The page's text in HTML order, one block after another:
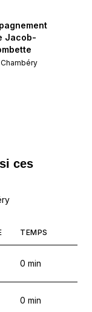
Jacob-
Chambéry
ces
TEMPS
0 min
0 min